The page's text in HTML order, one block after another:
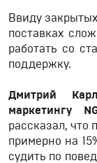
Ввиду
поставках
работать со
поддержку.
Дмитрий
маркетингу
рассказал, что
примерно на
судить по